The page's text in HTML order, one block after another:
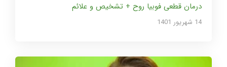
درمان قطعی فوبیا روح + تشخیص و علائم
14 شهریور 1401